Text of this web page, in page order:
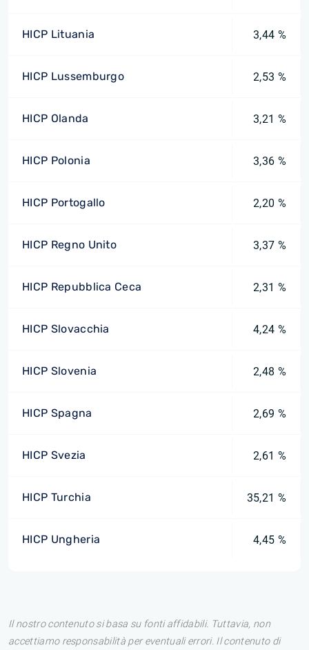
HICP Lituania 3,44 %
HICP Lussemburgo 2,53 %
HICP Olanda 3,21 %
HICP Polonia 3,36 %
HICP Portogallo 2,20 %
HICP Regno Unito 3,37 %
HICP Repubblica Ceca 2,31 %
HICP Slovacchia 4,24 %
HICP Slovenia 2,48 %
HICP Spagna 2,69 %
HICP Svezia 2,61 %
HICP Turchia 35,21 %
HICP Ungheria 4,45 %
Il nostro contenuto si basa su fonti affidabili. Tuttavia, non
accettiamo responsabilità per eventuali errori. Il contenuto di